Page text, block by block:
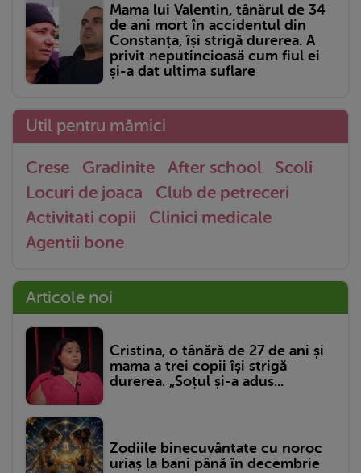
Mama lui Valentin, tânărul de 34
de ani mort în accidentul din
Constanța, își strigă durerea. A
privit neputincioasă cum fiul ei
și-a dat ultima suflare
Util pentru mămici
Crese Gradinite After school
Scoli
Locuri de joaca
Club de petreceri
Activitati copii
Clinici medicale
Agentii bone
Articole noi
Cristina, o tânără de 27 de ani și
mama a trei copii își strigă
durerea. „Soțul și-a adus...
Zodiile binecuvântate cu noroc
uriaș la bani până în decembrie